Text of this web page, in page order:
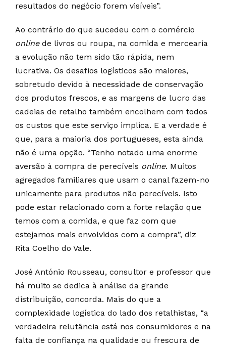
resultados do negócio forem visíveis”.
Ao contrário do que sucedeu com o comércio
onlinede livros ou roupa, na comida e mercearia
a evolução não tem sido tão rápida, nem
lucrativa. Os desafios logísticos são maiores,
sobretudo devido à necessidade de conservação
dos produtos frescos, e as margens de lucro das
cadeias de retalho também encolhem com todos
os custos que este serviço implica. E a verdade é
que, para a maioria dos portugueses, esta ainda
não é uma opção. “Tenho notado uma enorme
aversão à compra de perecíveis online. Muitos
agregados familiares que usam o canal fazem-no
unicamente para produtos não perecíveis. Isto
pode estar relacionado com a forte relação que
temos com a comida, e que faz com que
estejamos mais envolvidos com a compra”, diz
Rita Coelho do Vale.
José António Rousseau, consultor e professor que
há muito se dedica à análise da grande
distribuição, concorda. Mais do que a
complexidade logística do lado dos retalhistas, “a
verdadeira relutância está nos consumidores e na
falta de confiança na qualidade ou frescura de